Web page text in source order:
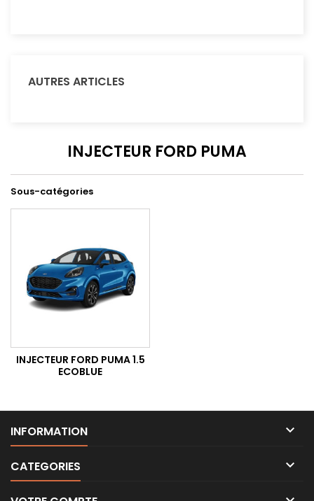
AUTRES ARTICLES
INJECTEUR FORD PUMA
Sous-catégories
INJECTEUR FORD PUMA 1.5
ECOBLUE
INFORMATION 
CATEGORIES 